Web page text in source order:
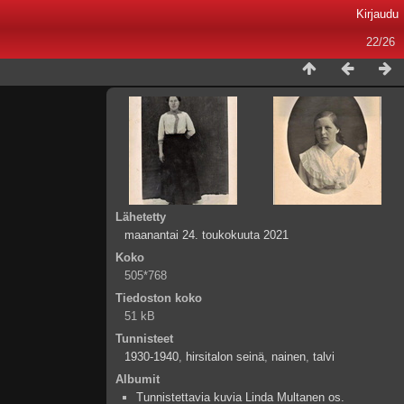
Kirjaudu
22/26
Lähetetty
maanantai 24. toukokuuta 2021
Koko
505*768
Tiedoston koko
51 kB
Tunnisteet
1930-1940, hirsitalon seinä, nainen, talvi
Albumit
Tunnistettavia kuvia Linda Multanen os.